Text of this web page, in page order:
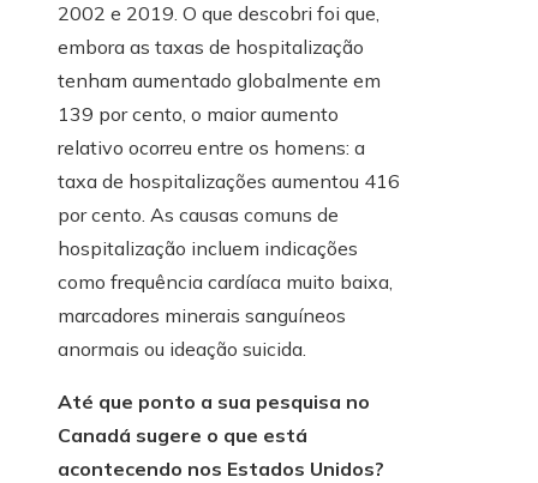
2002 e 2019. O que descobri foi que,
embora as taxas de hospitalização
tenham aumentado globalmente em
139 por cento, o maior aumento
relativo ocorreu entre os homens: a
taxa de hospitalizações aumentou 416
por cento. As causas comuns de
hospitalização incluem indicações
como frequência cardíaca muito baixa,
marcadores minerais sanguíneos
anormais ou ideação suicida.
Até que ponto a sua pesquisa no
Canadá sugere o que está
acontecendo nos Estados Unidos?